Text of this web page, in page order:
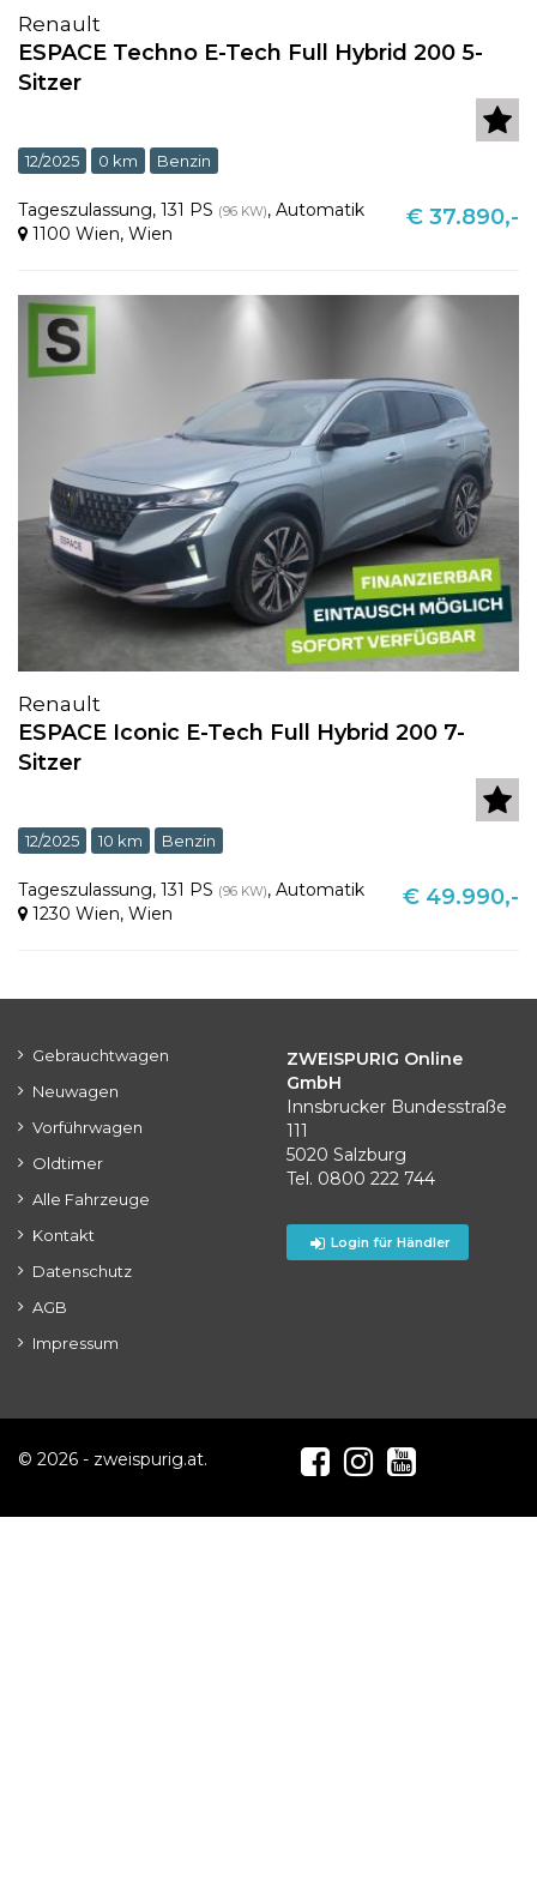
Renault
ESPACE Techno E-Tech Full Hybrid 200 5-
Sitzer
12/2025 0 km Benzin
Tageszulassung, 131 PS (96 KW), Automatik
1100 Wien, Wien
€ 37.890,-
Renault
ESPACE Iconic E-Tech Full Hybrid 200 7-
Sitzer
12/2025 10 km Benzin
Tageszulassung, 131 PS (96 KW), Automatik
1230 Wien, Wien
€ 49.990,-
Gebrauchtwagen
Neuwagen
Vorführwagen
Oldtimer
Alle Fahrzeuge
Kontakt
Datenschutz
AGB
Impressum
ZWEISPURIG Online
GmbH
Innsbrucker Bundesstraße
111
5020 Salzburg
Tel. 0800 222 744
Login für Händler
© 2026 - zweispurig.at.